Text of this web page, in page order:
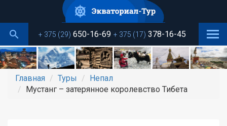
основному
содержанию+ 375 (29) 650-16-69 + 375 (17) 378-16-45
Главная Туры
Непал
Мустанг – затерянное королевство Тибета